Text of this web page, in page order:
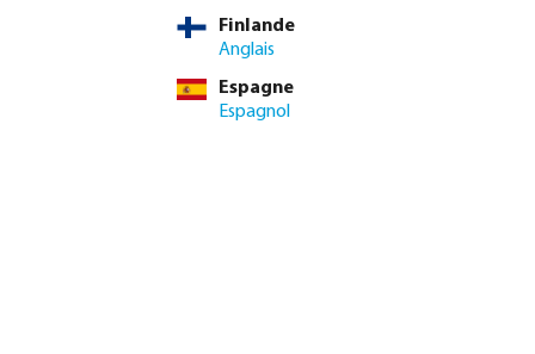
souhaitée ou utilisez les boutons pour augmenter ou
Ajouter au panier
Finlande
Anglais
Espagne
Espagnol